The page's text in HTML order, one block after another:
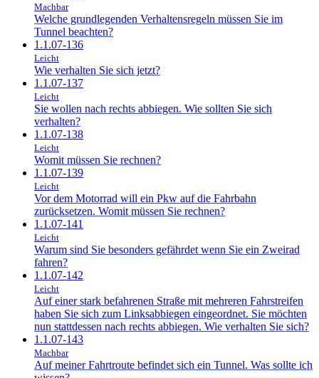
Machbar
Welche grundlegenden Verhaltensregeln müssen Sie im
Tunnel beachten?
1.1.07-136
Leicht
Wie verhalten Sie sich jetzt?
1.1.07-137
Leicht
Sie wollen nach rechts abbiegen. Wie sollten Sie sich
verhalten?
1.1.07-138
Leicht
Womit müssen Sie rechnen?
1.1.07-139
Leicht
Vor dem Motorrad will ein Pkw auf die Fahrbahn
zurücksetzen. Womit müssen Sie rechnen?
1.1.07-141
Leicht
Warum sind Sie besonders gefährdet wenn Sie ein Zweirad
fahren?
1.1.07-142
Leicht
Auf einer stark befahrenen Straße mit mehreren Fahrstreifen
haben Sie sich zum Linksabbiegen eingeordnet. Sie möchten
nun stattdessen nach rechts abbiegen. Wie verhalten Sie sich?
1.1.07-143
Machbar
Auf meiner Fahrtroute befindet sich ein Tunnel. Was sollte ich